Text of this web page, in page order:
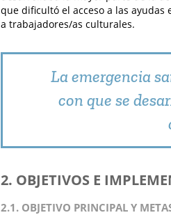
que dificultó el acceso a las ayudas
a trabajadores/as culturales.
La emergencia
con que se
2. OBJETIVOS E
2.1. OBJETIVO PRINCIPAL Y